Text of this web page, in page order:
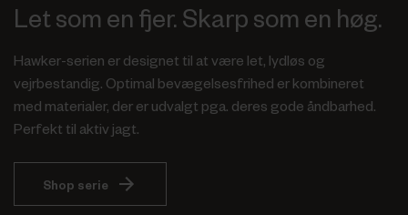
Let som en fjer. Skarp som en høg.
Hawker-serien er designet til at være let, lydløs og
vejrbestandig. Optimal bevægelsesfrihed er kombineret
med materialer, der er udvalgt pga. deres gode åndbarhed.
Perfekt til aktiv jagt.
Shop serie